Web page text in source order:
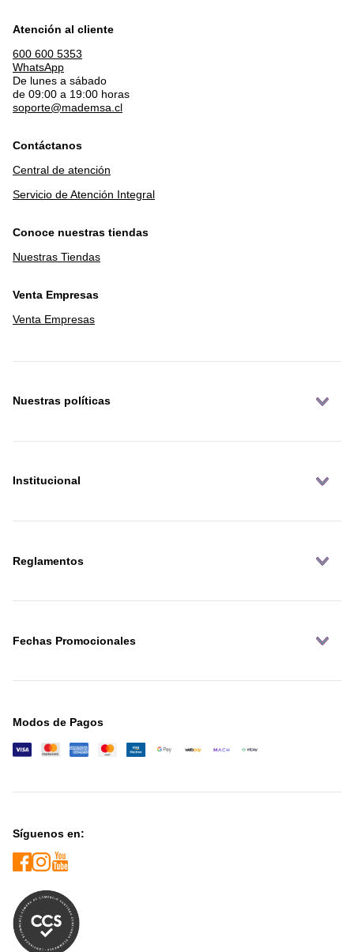
Atención al cliente
600 600 5353
WhatsApp
De lunes a sábado
de 09:00 a 19:00 horas
soporte@mademsa.cl
Contáctanos
Central de atención
Servicio de Atención Integral
Conoce nuestras tiendas
Nuestras Tiendas
Venta Empresas
Venta Empresas
Nuestras políticas
Institucional
Reglamentos
Fechas Promocionales
Modos de Pagos
Síguenos en: